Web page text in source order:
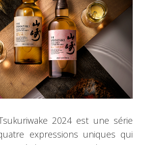
2024 est une série
expressions uniques qui